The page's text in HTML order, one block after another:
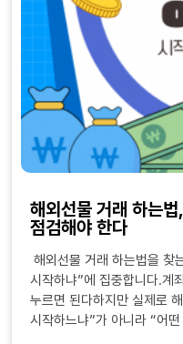
해외선물 거래 하는
점검해야 한다
해외선물 거래 하는법을 찾
시작하냐”에 집중합니다.계
누르면 된다하지만 실제로
시작하느냐”가 아니라 “어